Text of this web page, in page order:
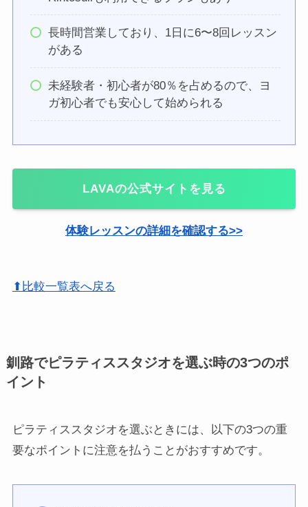
長時間営業しており、1日に6〜8回レッスン
がある
未経験者・初心者が80％を占めるので、ヨ
ガ初心者でも安心して始められる
LAVAの公式サイトを見る
体験レッスンの詳細を確認する>>
⬆比較一覧表へ戻る
釧路でピラティススタジオを選ぶ時の3つのポ
イント
ピラティススタジオを選ぶときには、以下の3つの重
要なポイントに注意を払うことがおすすめです。